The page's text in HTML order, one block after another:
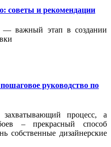
советы и рекомендации
— важный этап в создании
руководство по
процесс, а
– прекрасный способ
собственные дизайнерские